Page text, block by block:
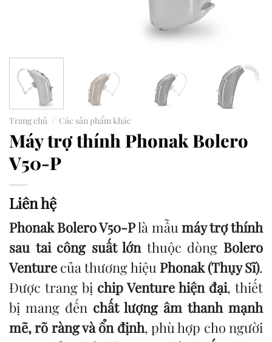
Trang chủ / Các sản phẩm khác
Máy trợ thính Phonak Bolero
V50-P
Liên hệ
Phonak Bolero V50-Plà mẫu máy trợ thính
sau tai công suất lớnthuộc dòng Bolero
Venture của thương hiệu Phonak (Thụy Sĩ).
Được trang bị chip Venture hiện đại, thiết
bị mang đến chất lượng âm thanh mạnh
mẽ, rõ ràng và ổn định, phù hợp cho người